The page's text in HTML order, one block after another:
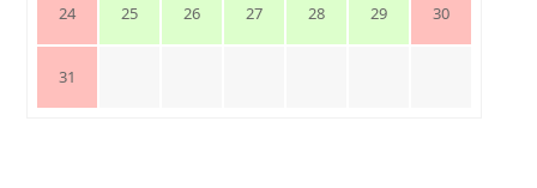
24 25 26 27 28 29 30
31